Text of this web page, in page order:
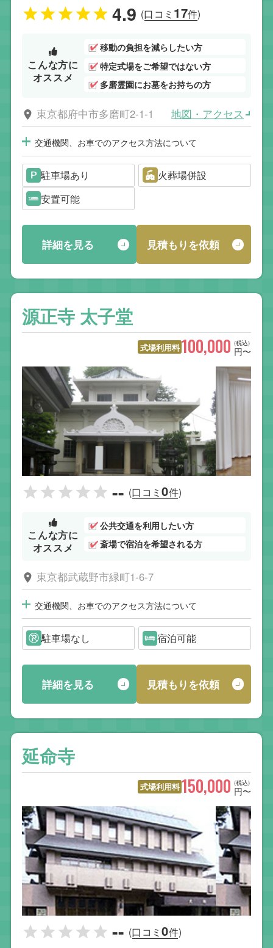
4.9 (口コミ 17件)
こんな方に
オススメ
移動の負担を減らしたい方
特定式場をご希望ではない方
多磨霊園にお墓をお持ちの方
東京都府中市多磨町2-1-1 地図・アクセス
交通機関、お車でのアクセス方法について
駐車場あり
火葬場併設
安置可能
詳細を見る 見積もりを依頼
源正寺 太子堂
式場利用料 (税込)
100,000 円〜
-- (口コミ0件)
こんな方に
オススメ
公共交通を利用したい方
斎場で宿泊を希望される方
東京都武蔵野市緑町1-6-7
交通機関、お車でのアクセス方法について
駐車場なし 宿泊可能
詳細を見る 見積もりを依頼
延命寺
式場利用料 (税込)
150,000 円〜
-- (口コミ0件)